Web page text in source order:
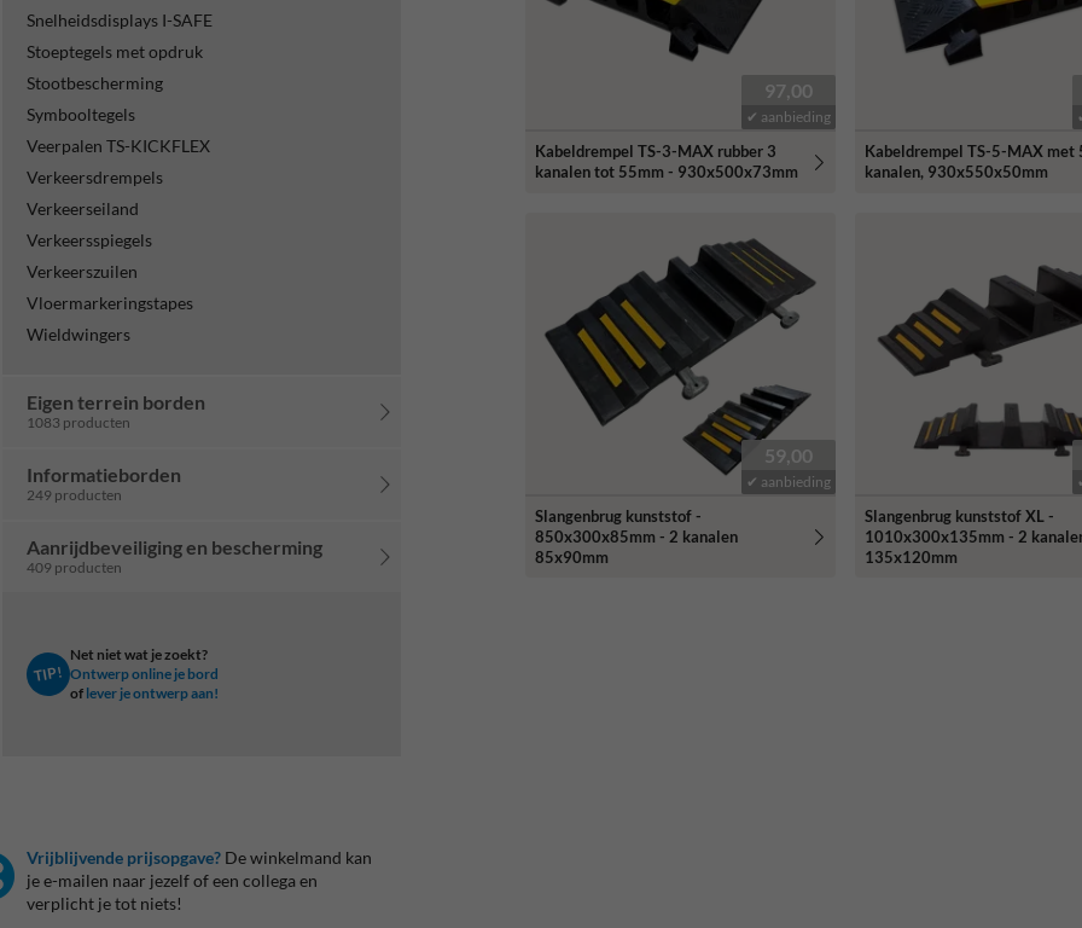
Snelheidsdisplays I-SAFE
Stoeptegels met opdruk
Stootbescherming
Symbooltegels
Veerpalen TS-KICKFLEX
Verkeersdrempels
Verkeerseiland
Verkeersspiegels
Verkeerszuilen
Vloermarkeringstapes
Wieldwingers
Eigen terrein borden
1083 producten
Informatieborden
249 producten
Aanrijdbeveiliging en bescherming
409 producten
TIP!
Net niet wat je zoekt?
Ontwerp online je bord
of lever je ontwerp aan!
Vrijblijvende prijsopgave? De winkelmand kan
je e-mailen naar jezelf of een collega en
verplicht je tot niets!
97,00
✔ aanbieding
Kabeldrempel TS-3-MAX rubber 3
kanalen tot 55mm - 930x500x73mm
Kabeldrempel TS-5-MAX met
kanalen, 930x550x50mm
59,00
✔ aanbieding
Slangenbrug kunststof -
850x300x85mm - 2 kanalen
85x90mm
Slangenbrug kunststof XL -
1010x300x135mm - 2
135x120mm